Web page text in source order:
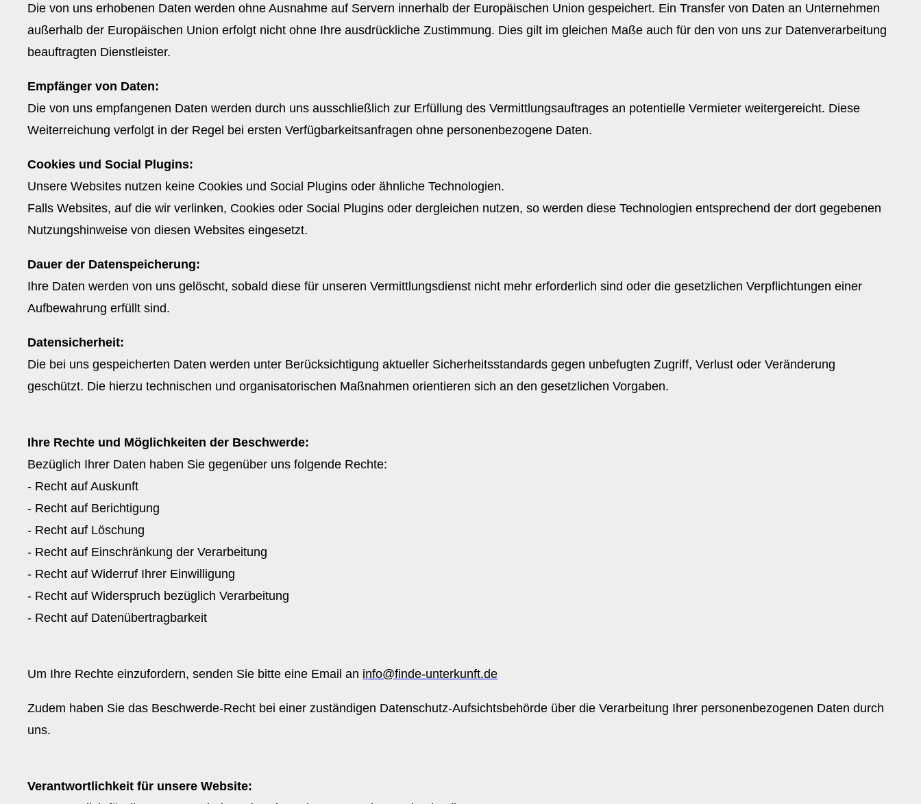
Die von uns erhobenen Daten werden ohne Ausnahme auf Servern innerhalb der Europäischen Union gespeichert. Ein Transfer von Daten an Unternehmen
außerhalb der Europäischen Union erfolgt nicht ohne Ihre ausdrückliche Zustimmung. Dies gilt im gleichen Maße auch für den von uns zur Datenverarbeitung
beauftragten Dienstleister.
Empfänger von Daten:
Die von uns empfangenen Daten werden durch uns ausschließlich zur Erfüllung des Vermittlungsauftrages an potentielle Vermieter weitergereicht. Diese
Weiterreichung verfolgt in der Regel bei ersten Verfügbarkeitsanfragen ohne personenbezogene Daten.
Cookies und Social Plugins:
Unsere Websites nutzen keine Cookies und Social Plugins oder ähnliche Technologien.
Falls Websites, auf die wir verlinken, Cookies oder Social Plugins oder dergleichen nutzen, so werden diese Technologien entsprechend der dort gegebenen
Nutzungshinweise von diesen Websites eingesetzt.
Dauer der Datenspeicherung:
Ihre Daten werden von uns gelöscht, sobald diese für unseren Vermittlungsdienst nicht mehr erforderlich sind oder die gesetzlichen Verpflichtungen einer
Aufbewahrung erfüllt sind.
Datensicherheit:
Die bei uns gespeicherten Daten werden unter Berücksichtigung aktueller Sicherheitsstandards gegen unbefugten Zugriff, Verlust oder Veränderung
geschützt. Die hierzu technischen und organisatorischen Maßnahmen orientieren sich an den gesetzlichen Vorgaben.
Ihre Rechte und Möglichkeiten der Beschwerde:
Bezüglich Ihrer Daten haben Sie gegenüber uns folgende Rechte:
- Recht auf Auskunft
- Recht auf Berichtigung
- Recht auf Löschung
- Recht auf Einschränkung der Verarbeitung
- Recht auf Widerruf Ihrer Einwilligung
- Recht auf Widerspruch bezüglich Verarbeitung
- Recht auf Datenübertragbarkeit
Um Ihre Rechte einzufordern, senden Sie bitte eine Email an info@finde-unterkunft.de
Zudem haben Sie das Beschwerde-Recht bei einer zuständigen Datenschutz-Aufsichtsbehörde über die Verarbeitung Ihrer personenbezogenen Daten durch
uns.
Verantwortlichkeit für unsere Website: